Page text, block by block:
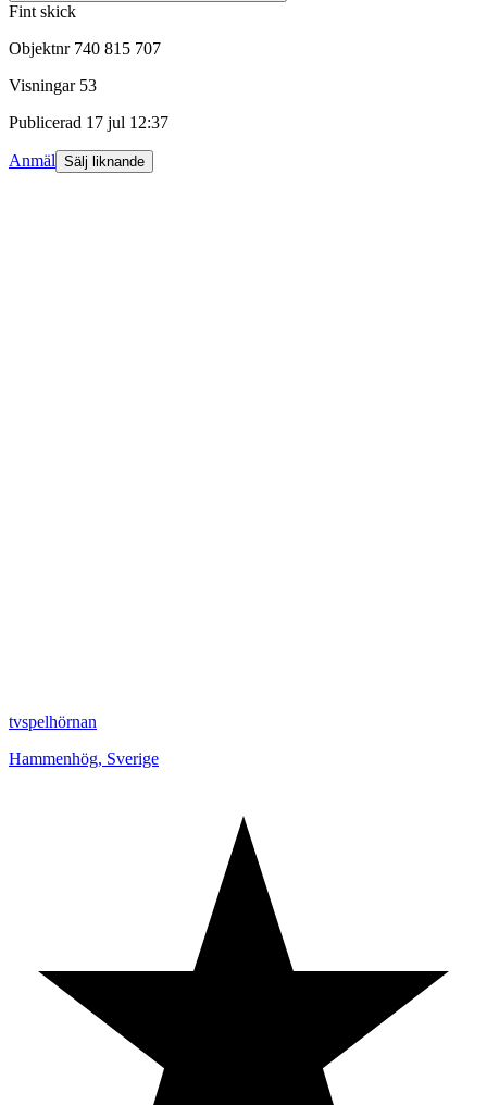
Fint skick
Objektnr 740 815 707
Visningar 53
Publicerad 17 jul 12:37
Anmäl Sälj liknande
tvspelhörnan
Hammenhög, Sverige